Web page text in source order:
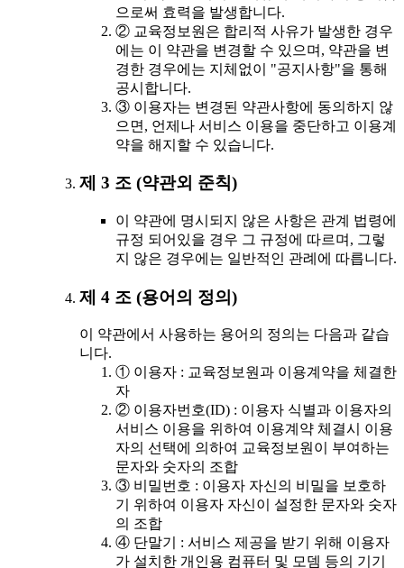
으로써 효력을 발생합니다.
② 교육정보원은 합리적 사유가 발생한 경우
에는 이 약관을 변경할 수 있으며, 약관을 변
경한 경우에는 지체없이 "공지사항"을 통해
공시합니다.
③ 이용자는 변경된 약관사항에 동의하지 않
으면, 언제나 서비스 이용을 중단하고 이용계
약을 해지할 수 있습니다.
제 3 조 (약관외 준칙)
이 약관에 명시되지 않은 사항은 관계 법령에
규정 되어있을 경우 그 규정에 따르며, 그렇
지 않은 경우에는 일반적인 관례에 따릅니다.
제 4 조 (용어의 정의)
이 약관에서 사용하는 용어의 정의는 다음과 같습
니다.
① 이용자 : 교육정보원과 이용계약을 체결한
자
② 이용자번호(ID) : 이용자 식별과 이용자의
서비스 이용을 위하여 이용계약 체결시 이용
자의 선택에 의하여 교육정보원이 부여하는
문자와 숫자의 조합
③ 비밀번호 : 이용자 자신의 비밀을 보호하
기 위하여 이용자 자신이 설정한 문자와 숫자
의 조합
④ 단말기 : 서비스 제공을 받기 위해 이용자
가 설치한 개인용 컴퓨터 및 모뎀 등의 기기